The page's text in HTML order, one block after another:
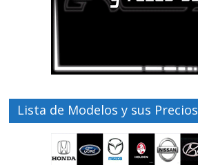
Lista de Modelos y sus Precios